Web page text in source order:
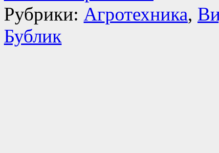
Рубрики: Агротехника,
Бублик